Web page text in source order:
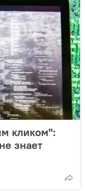
кликом":
знает